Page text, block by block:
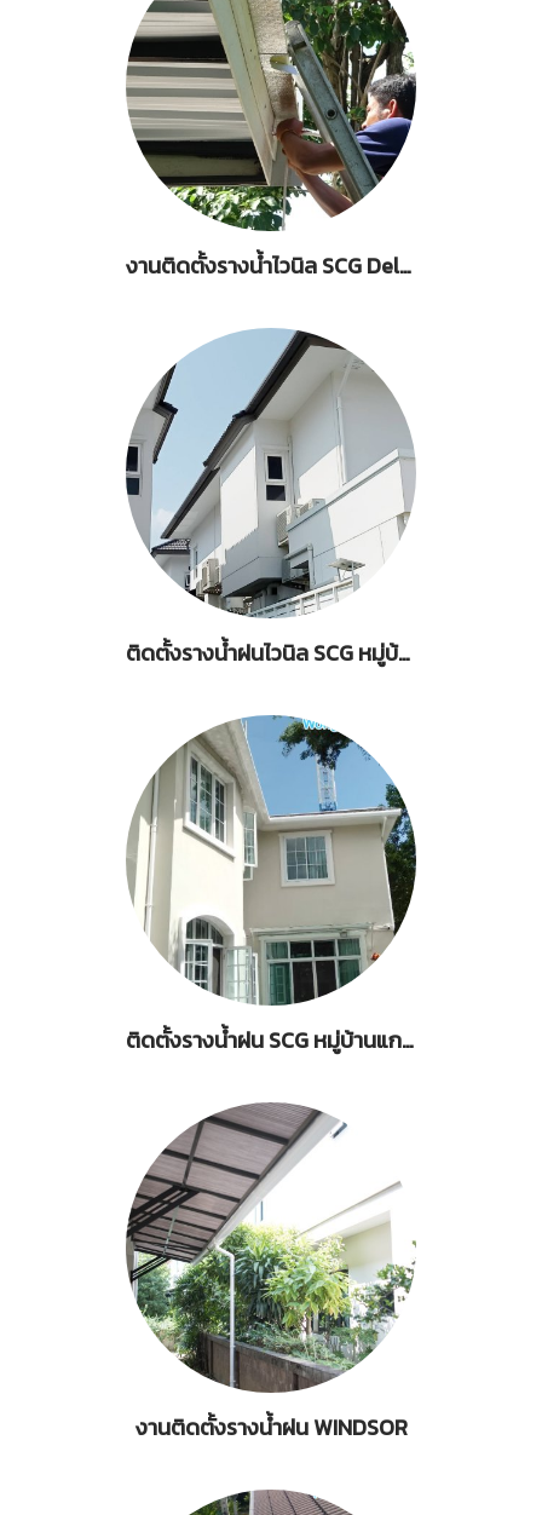
งานติดตั้งรางน้ำไวนิล SCG Deluxe กรณีตัดปลายหลังคา
ติดตั้งรางน้ำฝนไวนิล SCG หมู่บ้านแกรนดิโอ สุขสวัดิ์-พระราม 3
ติดตั้งรางน้ำฝน SCG หมู่บ้านแกรนด์โมนาโค เฟส 1 ซ.2 ถ.กาญจนาภิเษก 50 ประเวศ
งานติดตั้งรางน้ำฝน WINDSOR